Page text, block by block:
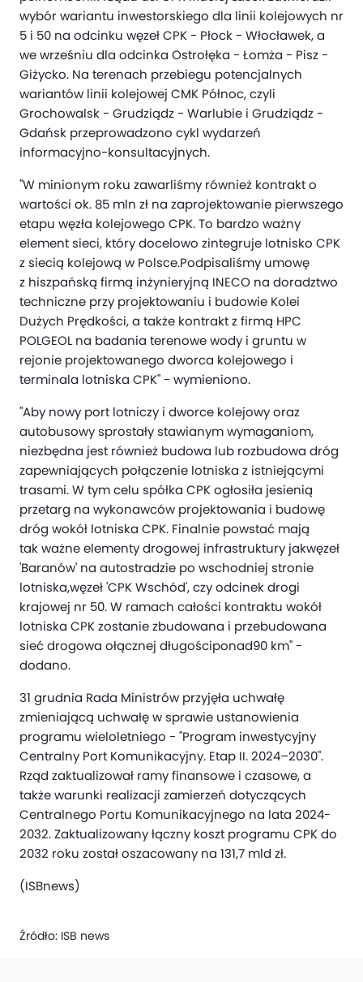
wybór wariantu inwestorskiego dla linii kolejowych nr
5 i 50 na odcinku węzeł CPK - Płock - Włocławek, a
we wrześniu dla odcinka Ostrołęka - Łomża - Pisz -
Giżycko. Na terenach przebiegu potencjalnych
wariantów linii kolejowej CMK Północ, czyli
Grochowalsk - Grudziądz - Warlubie i Grudziądz -
Gdańsk przeprowadzono cykl wydarzeń
informacyjno-konsultacyjnych.
"W minionym roku zawarliśmy również kontrakt o
wartości ok. 85 mln zł na zaprojektowanie pierwszego
etapu węzła kolejowego CPK. To bardzo ważny
element sieci, który docelowo zintegruje lotnisko CPK
z siecią kolejową w Polsce.Podpisaliśmy umowę
z hiszpańską firmą inżynieryjną INECO na doradztwo
techniczne przy projektowaniu i budowie Kolei
Dużych Prędkości, a także kontrakt z firmą HPC
POLGEOL na badania terenowe wody i gruntu w
rejonie projektowanego dworca kolejowego i
terminala lotniska CPK" - wymieniono.
"Aby nowy port lotniczy i dworce kolejowy oraz
autobusowy sprostały stawianym wymaganiom,
niezbędna jest również budowa lub rozbudowa dróg
zapewniających połączenie lotniska z istniejącymi
trasami. W tym celu spółka CPK ogłosiła jesienią
przetarg na wykonawców projektowania i budowę
dróg wokół lotniska CPK. Finalnie powstać mają
tak ważne elementy drogowej infrastruktury jakwęzeł
'Baranów' na autostradzie po wschodniej stronie
lotniska,węzeł 'CPK Wschód', czy odcinek drogi
krajowej nr 50. W ramach całości kontraktu wokół
lotniska CPK zostanie zbudowana i przebudowana
sieć drogowa ołącznej długościponad90 km" -
dodano.
31 grudnia Rada Ministrów przyjęła uchwałę
zmieniającą uchwałę w sprawie ustanowienia
programu wieloletniego - "Program inwestycyjny
Centralny Port Komunikacyjny. Etap II. 2024–2030".
Rząd zaktualizował ramy finansowe i czasowe, a
także warunki realizacji zamierzeń dotyczących
Centralnego Portu Komunikacyjnego na lata 2024-
2032. Zaktualizowany łączny koszt programu CPK do
2032 roku został oszacowany na 131,7 mld zł.
(ISBnews)
Źródło: ISB news